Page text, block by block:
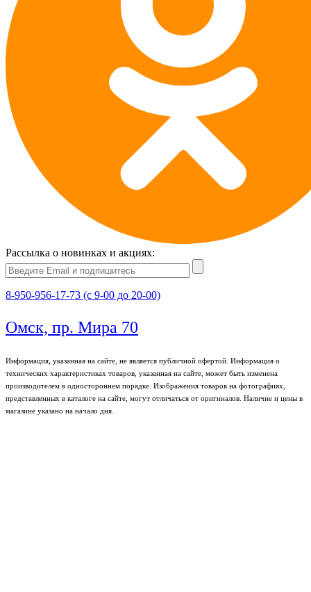
Рассылка о новинках и акциях:
8-950-956-17-73 (с 9-00 до 20-00)
Омск, пр. Мира 70
Информация, указанная на сайте, не является публичной офертой. Информация о
технических характеристиках товаров, указанная на сайте, может быть изменена
производителем в одностороннем порядке. Изображения товаров на фотографиях,
представленных в каталоге на сайте, могут отличаться от оригиналов. Наличие и цены в
магазине указано на начало дня.